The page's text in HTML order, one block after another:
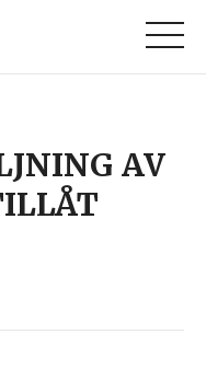
AV